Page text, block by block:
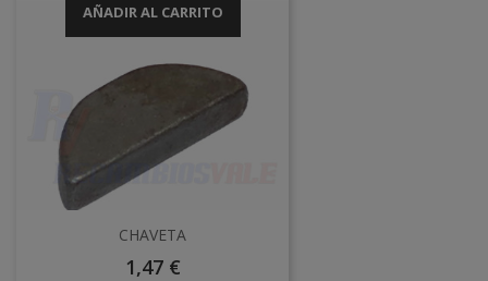
AÑADIR AL CARRITO
CHAVETA
Precio
1,47 €